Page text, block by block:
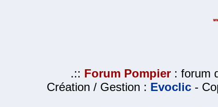
.:: Forum Pompier : forum
Création / Gestion : Evoclic -